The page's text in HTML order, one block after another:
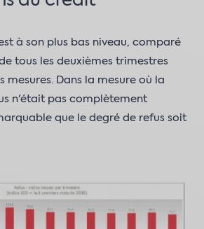
à son plus bas niveau, comparé
tous les deuxièmes trimestres
mesures. Dans la mesure où la
n'était pas complètement
que le degré de refus soit